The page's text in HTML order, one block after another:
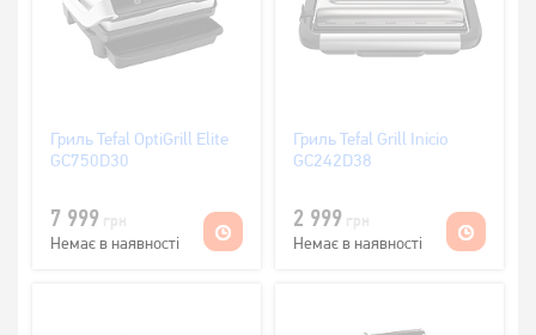
Гриль Tefal OptiGrill Elite
GC750D30
7 999
Немає в наявності
Гриль Tefal Grill Inicio
GC242D38
2 999
Немає в наявності